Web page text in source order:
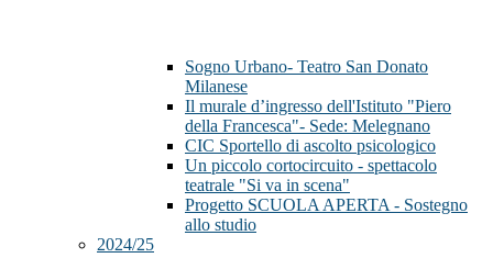
Sogno Urbano- Teatro San Donato
Milanese
Il murale d’ingresso dell'Istituto "Piero
della Francesca"- Sede: Melegnano
CIC Sportello di ascolto psicologico
Un piccolo cortocircuito - spettacolo
teatrale "Si va in scena"
Progetto SCUOLA APERTA - Sostegno
allo studio
2024/25